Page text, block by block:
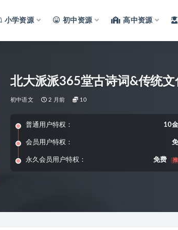
小学资源 初中资源 高中资源
北大派派365堂古诗词&传统文
初中语文 2 月前 10
普通用户特权： 10
会员用户特权：
永久会员用户特权： 免费